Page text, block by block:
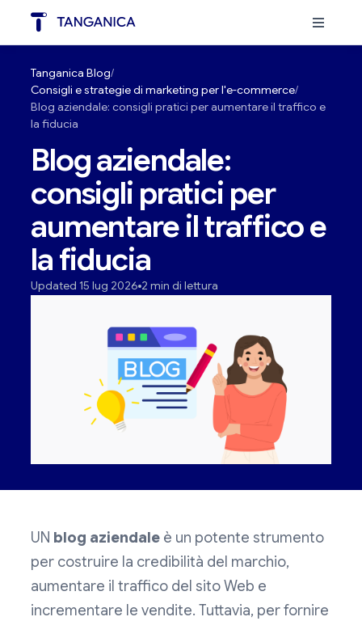
Tanganica Blog
Consigli e strategie di marketing per l'e-commerce
Blog aziendale: consigli pratici per aumentare il traffico e
la fiducia
Blog aziendale:
consigli pratici per
aumentare il traffico e
la fiducia
Updated 15 lug 2026 2 min di lettura
UN blog aziendale è un potente strumento
per costruire la credibilità del marchio,
aumentare il traffico del sito Web e
incrementare le vendite. Tuttavia, per fornire